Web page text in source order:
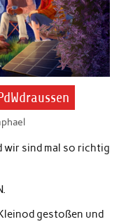
wir sind mal so richtig
gestoßen und